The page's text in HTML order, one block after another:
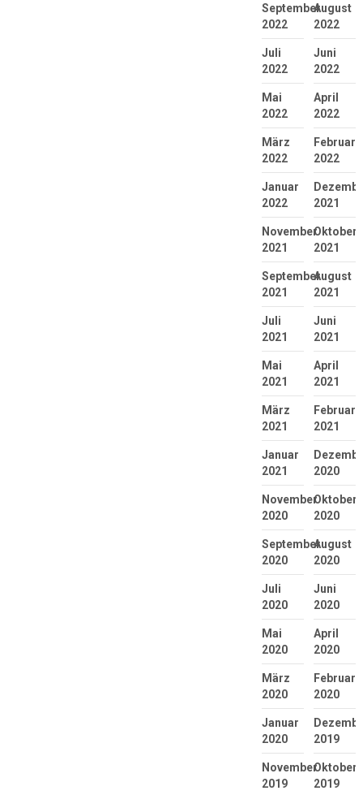
September
2022
August
2022
Juli
2022
Juni
2022
Mai
2022
April
2022
März
2022
Februar
2022
Januar
2022
2021
November
2021
Oktober
2021
September
2021
August
2021
Juli
2021
Juni
2021
Mai
2021
April
2021
März
2021
Februar
2021
Januar
2021
2020
November
2020
Oktober
2020
September
2020
August
2020
Juli
2020
Juni
2020
Mai
2020
April
2020
März
2020
Februar
2020
Januar
2020
2019
November
2019
Oktober
2019